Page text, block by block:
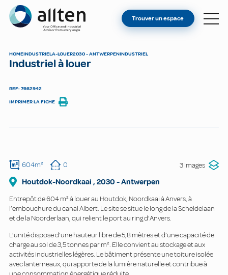
Allten
TROUVER UN ESPACE
Trouver un espace
HOMEINDUSTRIELA-LOUER2030 - ANTWERPENINDUSTRIEL
Industriel à louer
REF: 7662942
IMPRIMER LA FICHE
604m² 0 3 images
Houtdok-Noordkaai , 2030 -Antwerpen
Entrepôt de 604 m² à louer au Houtdok, Noordkaai à Anvers, à
l’embouchure du canal Albert. Le site se situe le long de la Scheldelaan
et de la Noorderlaan, qui relient le port au ring d’Anvers.
L’unité dispose d’une hauteur libre de 5,8 mètres et d’une capacité de
charge au sol de 3,5 tonnes par m². Elle convient au stockage et aux
activités industrielles légères. Le bâtiment présente une toiture isolée
avec lanterneaux, qui apporte de la lumière naturelle et contribue à